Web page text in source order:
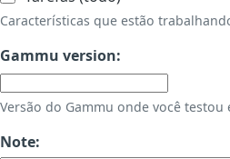
Características que estão
Gammu version:
Versão do Gammu onde você testou
Note: